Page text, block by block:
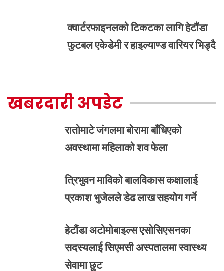
क्वार्टरफाइनलको टिकटका लागि हेटौंडा
फुटबल एकेडेमी र हाइल्याण्ड वारियर भिड्दै
खबरदारी अपडेट
रातोमाटे जंगलमा बोरामा बाँधिएको
अवस्थामा महिलाको शव फेला
त्रिभुवन माविको बालविकास कक्षालाई
प्रकाश भुजेलले डेढ लाख सहयोग गर्ने
हेटौंडा अटोमोबाइल्स एसोसिएसनका
सदस्यलाई सिएमसी अस्पतालमा स्वास्थ्य
सेवामा छुट